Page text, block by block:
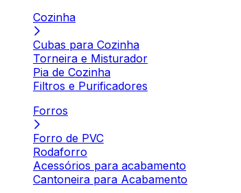
Cozinha
Cubas para Cozinha
Torneira e Misturador
Pia de Cozinha
Filtros e Purificadores
Forros
Forro de PVC
Rodaforro
Acessórios para acabamento
Cantoneira para Acabamento